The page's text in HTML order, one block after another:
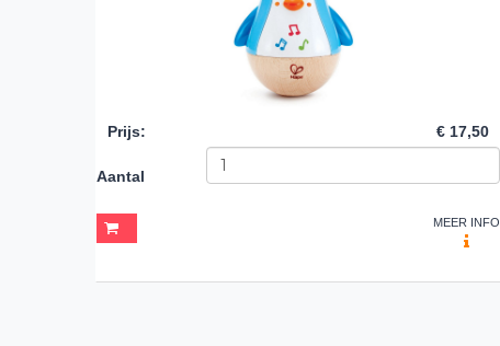
Prijs: € 17,50
Aantal
MEER INFO